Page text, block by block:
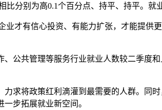
分别为高0.1个百分点、持平、持平。就
才有信心投资、有能力扩张，才能提供
共管理等服务行业就业人数较二季度和
求将政策红利滴灌到最需要的人群。同时
步拓展就业新空间。